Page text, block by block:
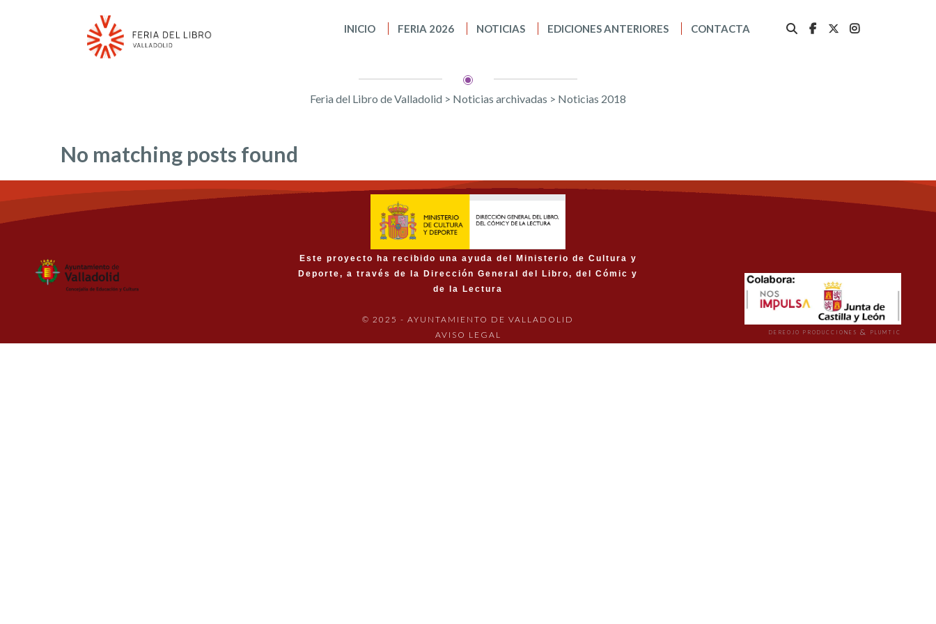
INICIO FERIA 2026 NOTICIAS EDICIONES ANTERIORES CONTACTA
Feria del Libro de Valladolid > Noticias archivadas > Noticias 2018
No matching posts found
Este proyecto ha recibido una ayuda del Ministerio de Cultura y
Deporte, a través de la Dirección General del Libro, del Cómic y
de la Lectura
© 2025 - AYUNTAMIENTO DE VALLADOLID
AVISO LEGAL
DEREOJO PRODUCCIONES & PLUMTIC